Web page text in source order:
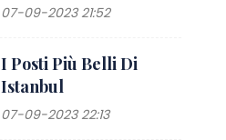
07-09-2023 21:52
I Posti Più Belli Di
Istanbul
07-09-2023 22:13